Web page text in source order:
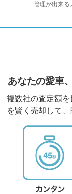
管理が出来る
あなたの愛車
複数社の査定額
を賢く売却して